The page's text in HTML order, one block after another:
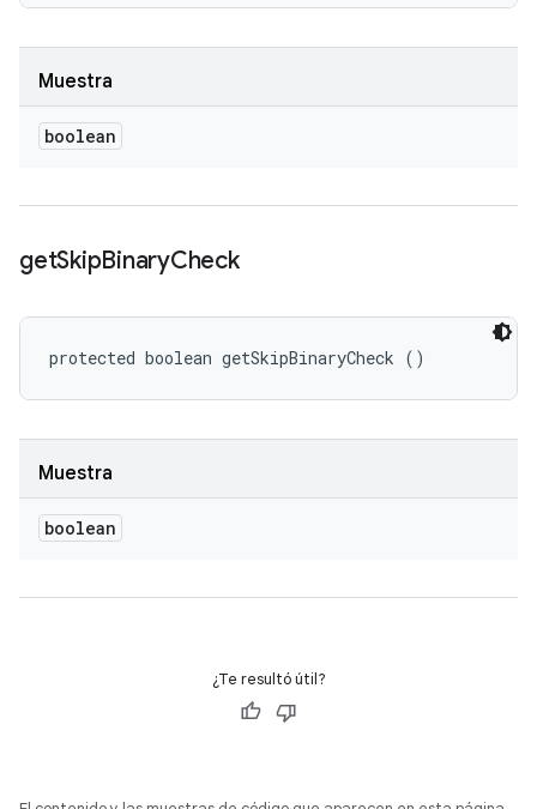
Muestra
boolean
getSkipBinaryCheck
protected boolean getSkipBinaryCheck ()
Muestra
boolean
¿Te resultó útil?